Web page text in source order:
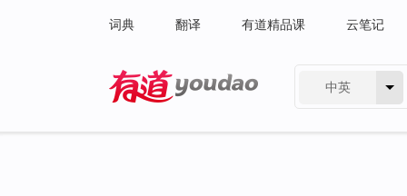
词典 翻译 有道精品课 云笔记
中英